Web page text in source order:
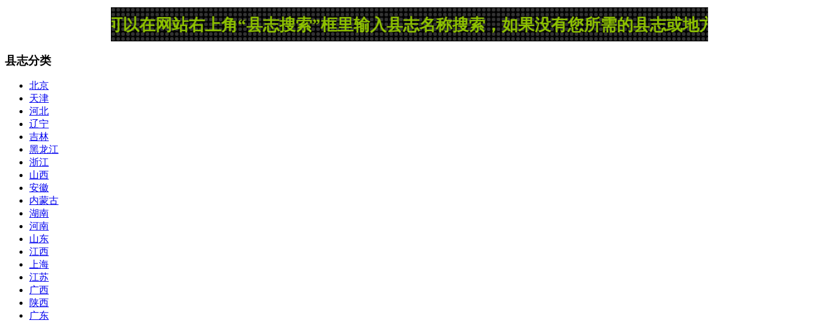
：您可以在网站右上角“县志搜索”框里输入县志名称搜索，如果没有您所需的县志或地方志，那就是管理员正
县志分类
北京
天津
河北
辽宁
吉林
黑龙江
浙江
山西
安徽
内蒙古
湖南
河南
山东
江西
上海
江苏
广西
陕西
广东